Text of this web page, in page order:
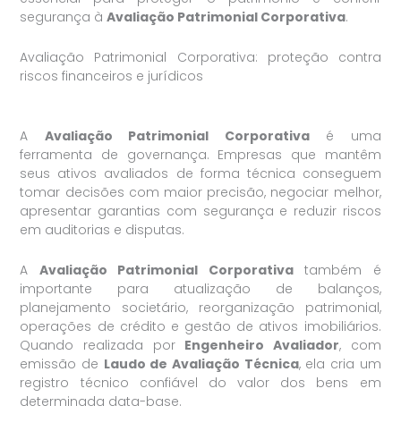
segurança àAvaliação Patrimonial Corporativa.
Avaliação Patrimonial Corporativa: proteção contra
riscos financeiros e jurídicos
A Avaliação Patrimonial Corporativaé uma
ferramenta de governança. Empresas que mantêm
seus ativos avaliados de forma técnica conseguem
tomar decisões com maior precisão, negociar melhor,
apresentar garantias com segurança e reduzir riscos
em auditorias e disputas.
A Avaliação Patrimonial Corporativatambém é
importante para atualização de balanços,
planejamento societário, reorganização patrimonial,
operações de crédito e gestão de ativos imobiliários.
Quando realizada por Engenheiro Avaliador, com
emissão de Laudo de Avaliação Técnica, ela cria um
registro técnico confiável do valor dos bens em
determinada data-base.